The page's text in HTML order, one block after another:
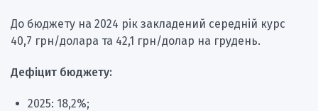
До бюджету на 2024 рік закладений середній курс
40,7 грн/долара та 42,1 грн/долар на грудень.
Дефіцит бюджету:
2025: 18,2%;